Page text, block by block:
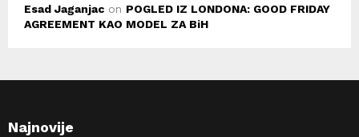
Esad Jaganjac on POGLED IZ LONDONA: GOOD FRIDAY
AGREEMENT KAO MODEL ZA BiH
Najnovije